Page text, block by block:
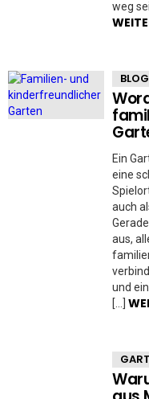
weg
BLOG
Ein
eine
auch
aus,
und
[…]